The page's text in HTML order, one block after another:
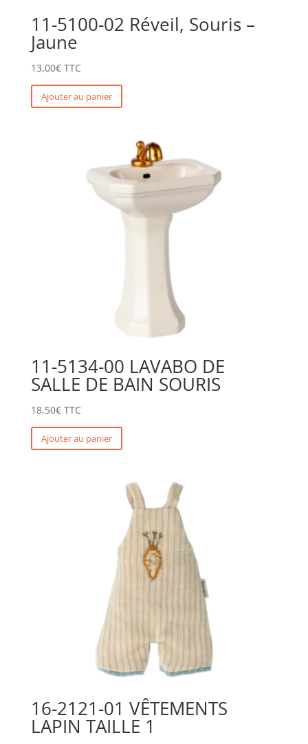
11-5100-02 Réveil, Souris –
Jaune
13,00€ TTC
Ajouter au panier
11-5134-00 LAVABO DE
SALLE DE BAIN SOURIS
18,50€ TTC
Ajouter au panier
16-2121-01 VÊTEMENTS
LAPIN TAILLE 1